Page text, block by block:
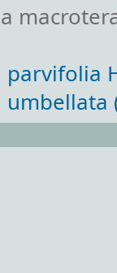
parvifolia